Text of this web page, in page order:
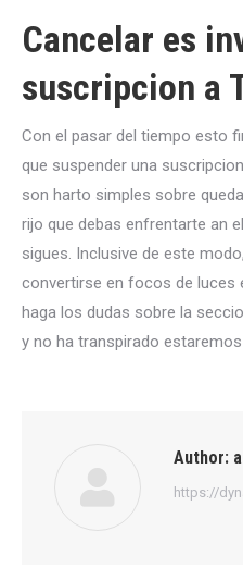
Cancelar es
suscripcion a
Con el pasar del tiempo esto
que suspender una
son harto simples sobre
rijo que debas enfrentarte an
sigues. Inclusive de este
convertirse en focos de luces
haga los dudas sobre la
y no ha transpirado
Author:
https://